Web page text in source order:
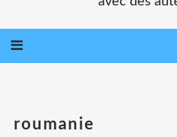
roumanie